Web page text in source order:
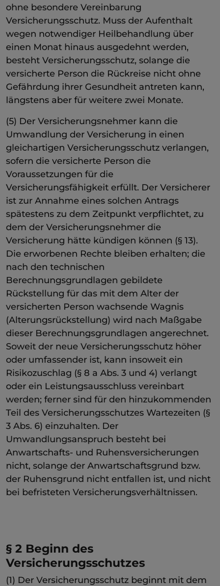
ohne besondere Vereinbarung
Versicherungsschutz. Muss der Aufenthalt
wegen notwendiger Heilbehandlung über
einen Monat hinaus ausgedehnt werden,
besteht Versicherungsschutz, solange die
versicherte Person die Rückreise nicht ohne
Gefährdung ihrer Gesundheit antreten kann,
längstens aber für weitere zwei Monate.
(5) Der Versicherungsnehmer kann die
Umwandlung der Versicherung in einen
gleichartigen Versicherungsschutz verlangen,
sofern die versicherte Person die
Voraussetzungen für die
Versicherungsfähigkeit erfüllt. Der Versicherer
ist zur Annahme eines solchen Antrags
spätestens zu dem Zeitpunkt verpflichtet, zu
dem der Versicherungsnehmer die
Versicherung hätte kündigen können (§ 13).
Die erworbenen Rechte bleiben erhalten; die
nach den technischen
Berechnungsgrundlagen gebildete
Rückstellung für das mit dem Alter der
versicherten Person wachsende Wagnis
(Alterungsrückstellung) wird nach Maßgabe
dieser Berechnungsgrundlagen angerechnet.
Soweit der neue Versicherungsschutz höher
oder umfassender ist, kann insoweit ein
Risikozuschlag (§ 8 a Abs. 3 und 4) verlangt
oder ein Leistungsausschluss vereinbart
werden; ferner sind für den hinzukommenden
Teil des Versicherungsschutzes Wartezeiten (§
3 Abs. 6) einzuhalten. Der
Umwandlungsanspruch besteht bei
Anwartschafts- und Ruhensversicherungen
nicht, solange der Anwartschaftsgrund bzw.
der Ruhensgrund nicht entfallen ist, und nicht
bei befristeten Versicherungsverhältnissen.
§ 2 Beginn des
Versicherungsschutzes
(1) Der Versicherungsschutz beginnt mit dem